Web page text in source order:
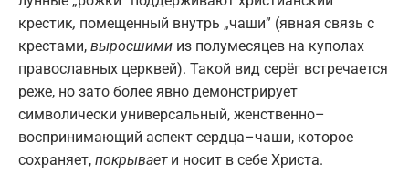
крестик, помещенный внутрь „чаши” (явная связь с
крестами, выросшими из полумесяцев на куполах
православных церквей). Такой вид серёг встречается
реже, но зато более явно демонстрирует
символически универсальный, женственно–
воспринимающий аспект сердца–чаши, которое
сохраняет, покрывает и носит в себе Христа.